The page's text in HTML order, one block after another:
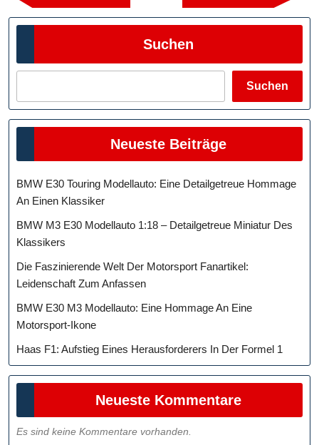
Beitrag
Suchen
Suchen
Neueste Beiträge
BMW E30 Touring Modellauto: Eine Detailgetreue Hommage
An Einen Klassiker
BMW M3 E30 Modellauto 1:18 – Detailgetreue Miniatur Des
Klassikers
Die Faszinierende Welt Der Motorsport Fanartikel:
Leidenschaft Zum Anfassen
BMW E30 M3 Modellauto: Eine Hommage An Eine
Motorsport-Ikone
Haas F1: Aufstieg Eines Herausforderers In Der Formel 1
Neueste Kommentare
Es sind keine Kommentare vorhanden.